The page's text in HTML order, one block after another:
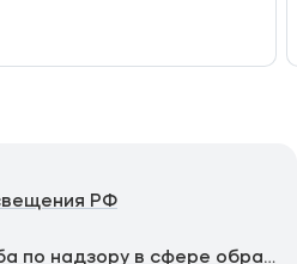
РФ
Федеральная служба по надзору в сфере образования и науки